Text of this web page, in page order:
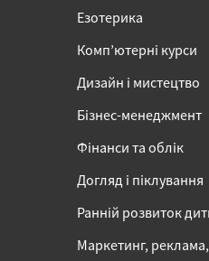
Езотерика
Комп’ютерні курси
Дизайн і мистецтво
Бізнес-менеджмент
Фінанси та облік
Догляд і піклування
Ранній розвиток
Маркетинг,